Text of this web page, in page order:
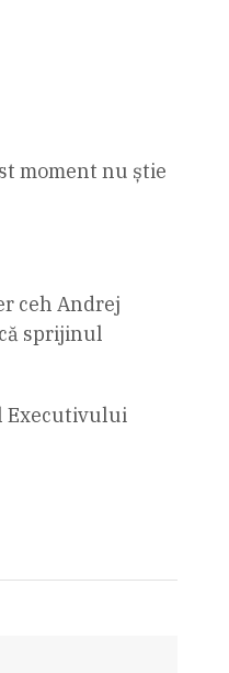
moment nu știe
ceh Andrej
sprijinul
Executivului